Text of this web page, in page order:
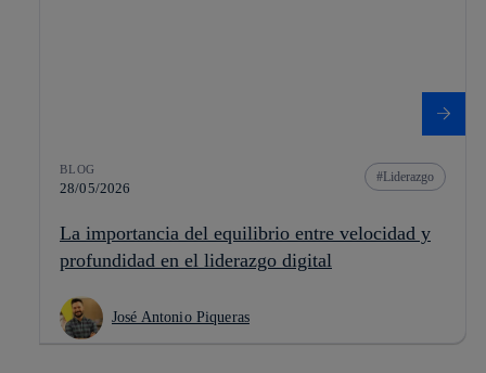
BLOG
28/05/2026
Liderazgo
La importancia del equilibrio entre velocidad y
profundidad en el liderazgo digital
José Antonio Piqueras